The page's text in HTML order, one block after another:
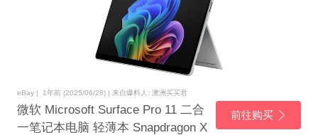
eBay | 1年前 (2025/06/28) | 来自爆料人: 澳洲买买君
微软 Microsoft Surface Pro 11 二合
一笔记本电脑 轻薄本 Snapdragon X
前往购买